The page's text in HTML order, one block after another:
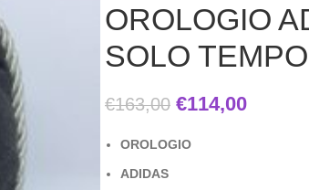
OROLOGIO
SOLO TEMPO
€163,00 €114,00
OROLOGIO
ADIDAS